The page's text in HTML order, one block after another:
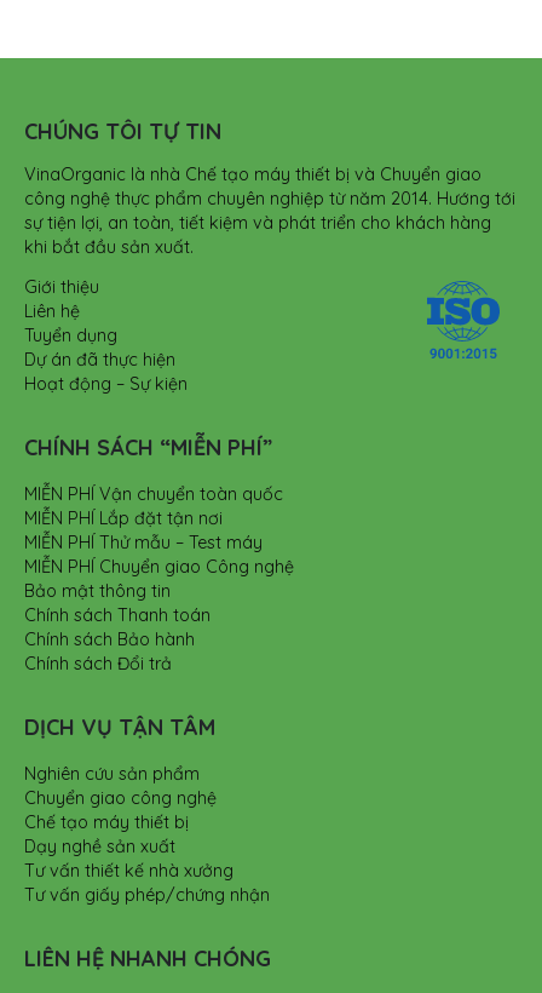
CHÚNG TÔI TỰ TIN
VinaOrganic là nhà Chế tạo máy thiết bị và Chuyển giao
công nghệ thực phẩm chuyên nghiệp từ năm 2014. Hướng tới
sự tiện lợi, an toàn, tiết kiệm và phát triển cho khách hàng
khi bắt đầu sản xuất.
Giới thiệu
Liên hệ
Tuyển dụng
Dự án đã thực hiện
Hoạt động – Sự kiện
CHÍNH SÁCH “MIỄN PHÍ”
MIỄN PHÍ Vận chuyển toàn quốc
MIỄN PHÍ Lắp đặt tận nơi
MIỄN PHÍ Thử mẫu – Test máy
MIỄN PHÍ Chuyển giao Công nghệ
Bảo mật thông tin
Chính sách Thanh toán
Chính sách Bảo hành
Chính sách Đổi trả
DỊCH VỤ TẬN TÂM
Nghiên cứu sản phẩm
Chuyển giao công nghệ
Chế tạo máy thiết bị
Dạy nghề sản xuất
Tư vấn thiết kế nhà xưởng
Tư vấn giấy phép/chứng nhận
LIÊN HỆ NHANH CHÓNG